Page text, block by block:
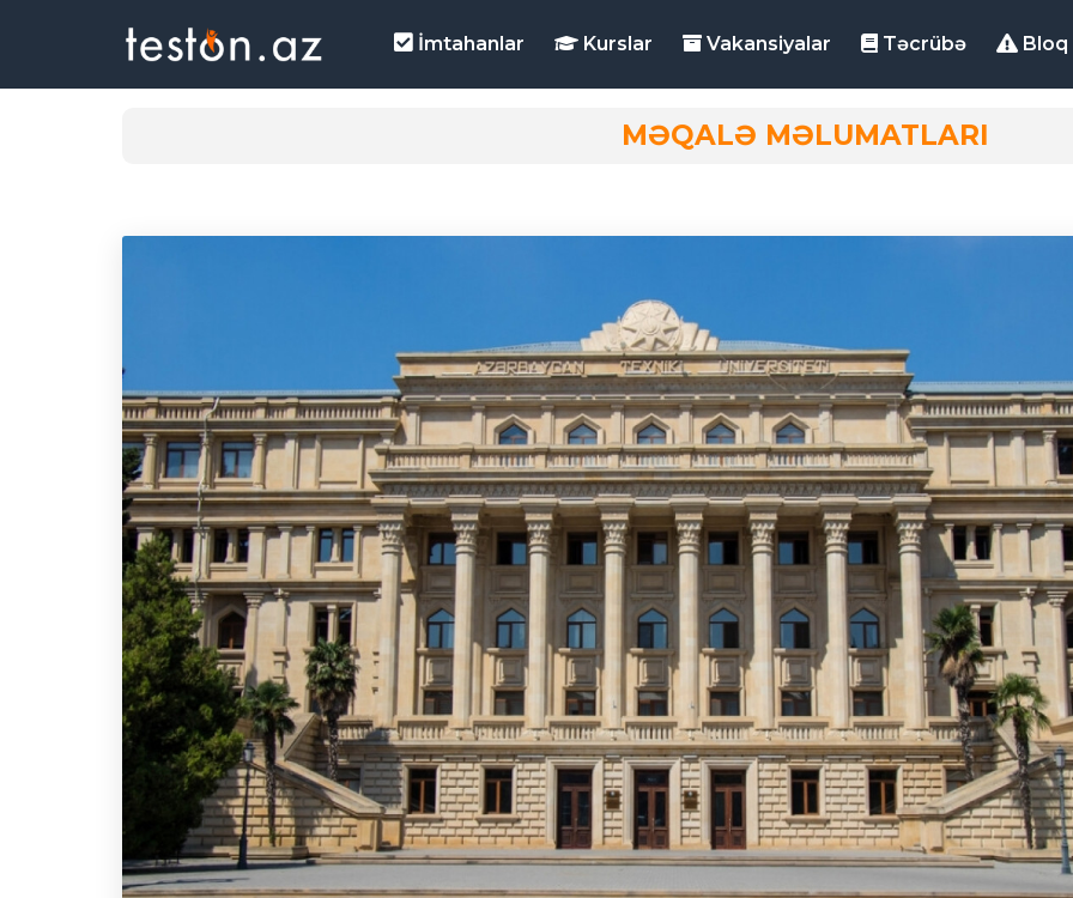
İmtahanlar Kurslar Vakansiyalar Təcrübə Bloq
MƏQALƏ MƏLUMATLARI